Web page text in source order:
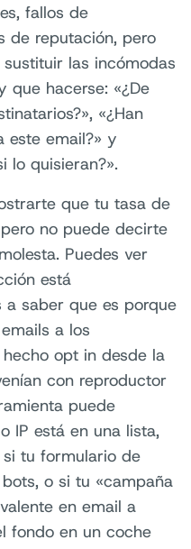
fallos de
de reputación, pero
las incómodas
que hacerse: «¿De
«¿Han
este email?» y
lo quisieran?».
que tu tasa de
no puede decirte
Puedes ver
está
a saber que es porque
a los
opt in desde la
con reproductor
puede
IP está en una lista,
tu formulario de
o si tu «campaña
en email a
fondo en un coche